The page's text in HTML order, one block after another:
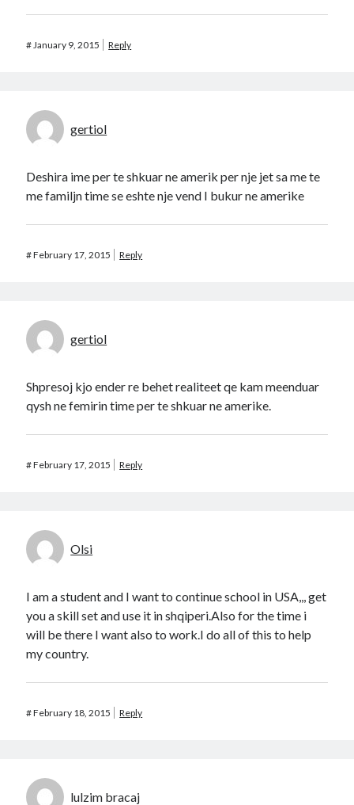
#January 9, 2015 Reply
gertiol
Deshira ime per te shkuar ne amerik per nje jet sa me te
me familjn time se eshte nje vend I bukur ne amerike
#February 17, 2015 Reply
gertiol
Shpresoj kjo ender re behet realiteet qe kam meenduar
qysh ne femirin time per te shkuar ne amerike.
#February 17, 2015 Reply
Olsi
I am a student and I want to continue school in USA,,, get
you a skill set and use it in shqiperi.Also for the time i
will be there I want also to work.I do all of this to help
my country.
#February 18, 2015 Reply
lulzim bracaj